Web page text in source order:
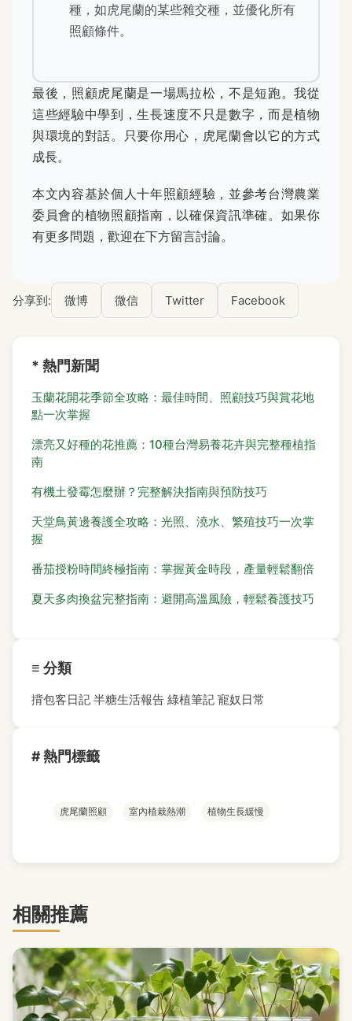
種，如虎尾蘭的某些雜交種，並優化所有
照顧條件。
最後，照顧虎尾蘭是一場馬拉松，不是短跑。我從
這些經驗中學到，生長速度不只是數字，而是植物
與環境的對話。只要你用心，虎尾蘭會以它的方式
成長。
本文內容基於個人十年照顧經驗，並參考台灣農業
委員會的植物照顧指南，以確保資訊準確。如果你
有更多問題，歡迎在下方留言討論。
分享到: 微博 微信 Twitter Facebook
* 熱門新聞
玉蘭花開花季節全攻略：最佳時間、照顧技巧與賞花地
點一次掌握
漂亮又好種的花推薦：10種台灣易養花卉與完整種植指
南
有機土發霉怎麼辦？完整解決指南與預防技巧
天堂鳥黃邊養護全攻略：光照、澆水、繁殖技巧一次掌
握
番茄授粉時間終極指南：掌握黃金時段，產量輕鬆翻倍
夏天多肉換盆完整指南：避開高溫風險，輕鬆養護技巧
≡ 分類
揹包客日記 半糖生活報告 綠植筆記 寵奴日常
# 熱門標籤
虎尾蘭照顧 室內植栽熱潮 植物生長緩慢
相關推薦